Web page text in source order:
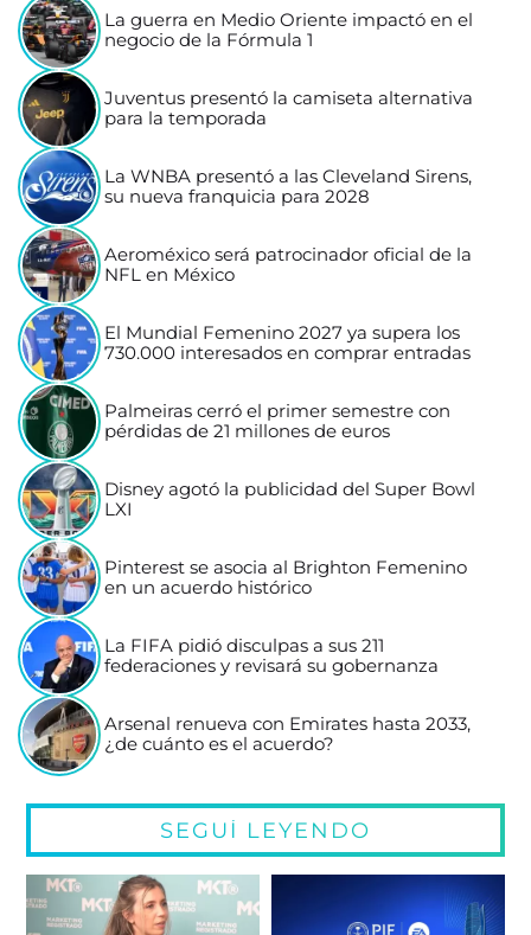
La guerra en Medio Oriente impactó en el
negocio de la Fórmula 1
Juventus presentó la camiseta alternativa
para la temporada
La WNBA presentó a las Cleveland Sirens,
su nueva franquicia para 2028
Aeroméxico será patrocinador oficial de la
NFL en México
El Mundial Femenino 2027 ya supera los
730.000 interesados en comprar entradas
Palmeiras cerró el primer semestre con
pérdidas de 21 millones de euros
Disney agotó la publicidad del Super Bowl
LXI
Pinterest se asocia al Brighton Femenino
en un acuerdo histórico
La FIFA pidió disculpas a sus 211
federaciones y revisará su gobernanza
Arsenal renueva con Emirates hasta 2033,
¿de cuánto es el acuerdo?
SEGUÍ LEYENDO